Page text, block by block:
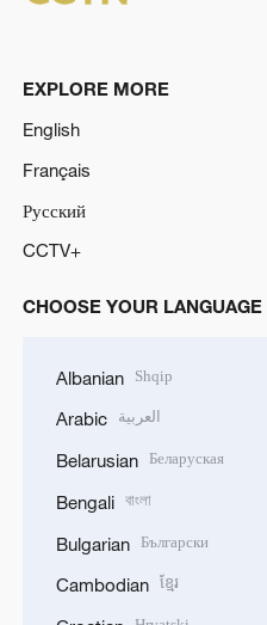
EXPLORE MORE
English
Français
Русский
CCTV+
CHOOSE YOUR LANGUAGE
Albanian Shqip
Arabic العربية
Belarusian Беларуская
Bengali বাংলা
Bulgarian Български
Cambodian ខ្មែរ